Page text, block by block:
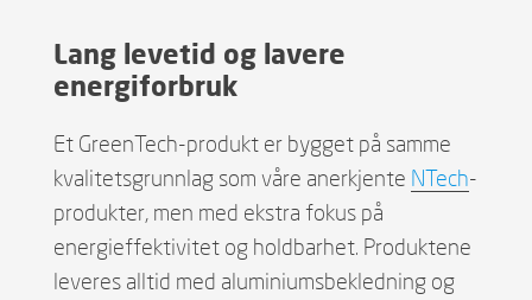
Lang levetid og lavere
energiforbruk
Et GreenTech-produkt er bygget på samme
kvalitetsgrunnlag som våre anerkjente NTech-
produkter, men med ekstra fokus på
energieffektivitet og holdbarhet. Produktene
leveres alltid med aluminiumsbekledning og